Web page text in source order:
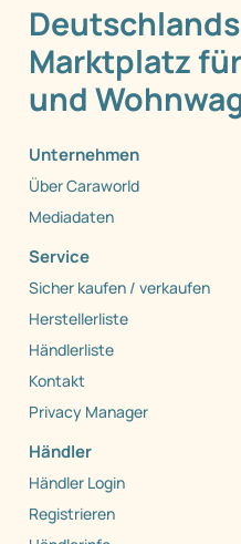
Marktplatz
und
Unternehmen
Über Caraworld
Mediadaten
Service
Sicher kaufen / verkaufen
Herstellerliste
Händlerliste
Kontakt
Privacy Manager
Händler
Händler Login
Registrieren